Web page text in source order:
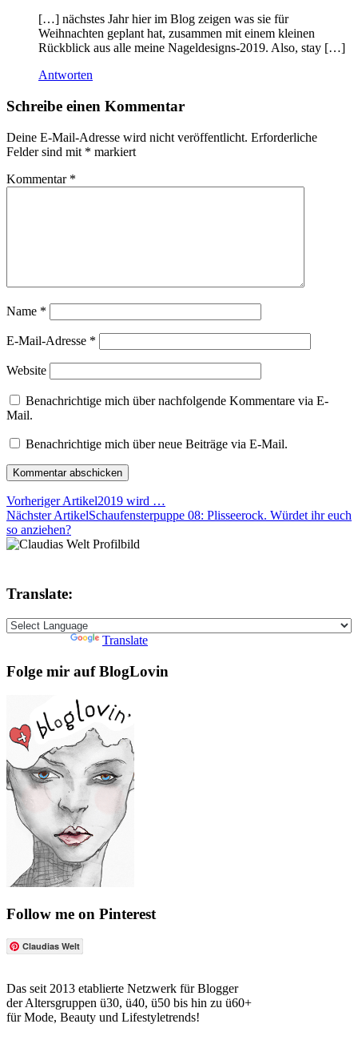
[…] nächstes Jahr hier im Blog zeigen was sie für
Weihnachten geplant hat, zusammen mit einem kleinen
Rückblick aus alle meine Nageldesigns-2019. Also, stay […]
Antworten
Schreibe einen Kommentar
Deine E-Mail-Adresse wird nicht veröffentlicht. Erforderliche
Felder sind mit * markiert
Kommentar *
Name *
E-Mail-Adresse *
Website
Benachrichtige mich über nachfolgende Kommentare via E-
Mail.
Benachrichtige mich über neue Beiträge via E-Mail.
Vorheriger Artikel2019 wird …
Nächster ArtikelSchaufensterpuppe 08: Plisseerock. Würdet ihr euch
so anziehen?
Translate:
Translate
Folge mir auf BlogLovin
Follow me on Pinterest
Claudias Welt
Das seit 2013 etablierte Netzwerk für Blogger
der Altersgruppen ü30, ü40, ü50 bis hin zu ü60+
für Mode, Beauty und Lifestyletrends!